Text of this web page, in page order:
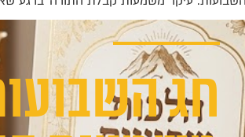
חג